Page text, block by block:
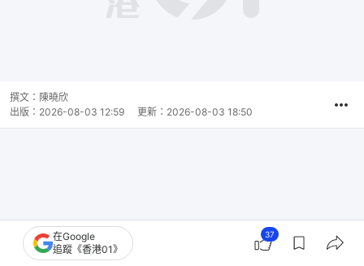
撰文： 陳曉欣
出版： 2026-08-03 12:59 更新： 2026-08-03 18:50
在Google
追蹤《香港01》
37